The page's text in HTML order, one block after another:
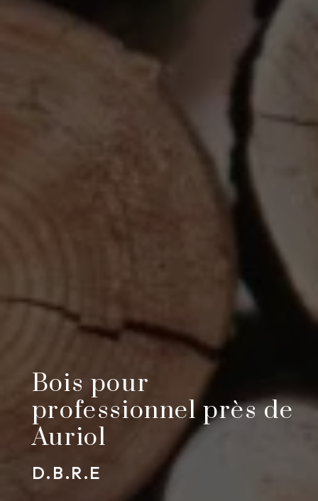
Bois pour
professionnel près de
Auriol
D.B.R.E